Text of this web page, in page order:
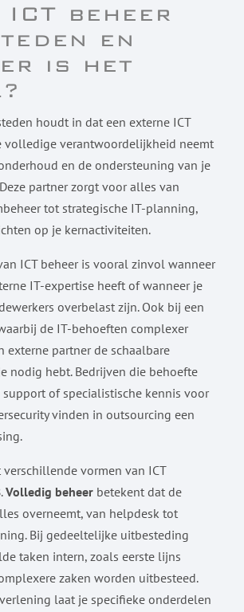
ICT beheer
en
is het
houdt in dat een externe ICT
volledige verantwoordelijkheid neemt
en de ondersteuning van je
partner zorgt voor alles van
tot strategische IT-planning,
op je kernactiviteiten.
ICT beheer is vooral zinvol wanneer
IT-expertise heeft of wanneer je
overbelast zijn. Ook bij een
de IT-behoeften complexer
externe partner de schaalbare
nodig hebt. Bedrijven die behoefte
of specialistische kennis voor
vinden in outsourcing een
vormen van ICT
Volledig beheer betekent dat de
overneemt, van helpdesk tot
Bij gedeeltelijke uitbesteding
taken intern, zoals eerste lijns
zaken worden uitbesteed.
laat je specifieke onderdelen